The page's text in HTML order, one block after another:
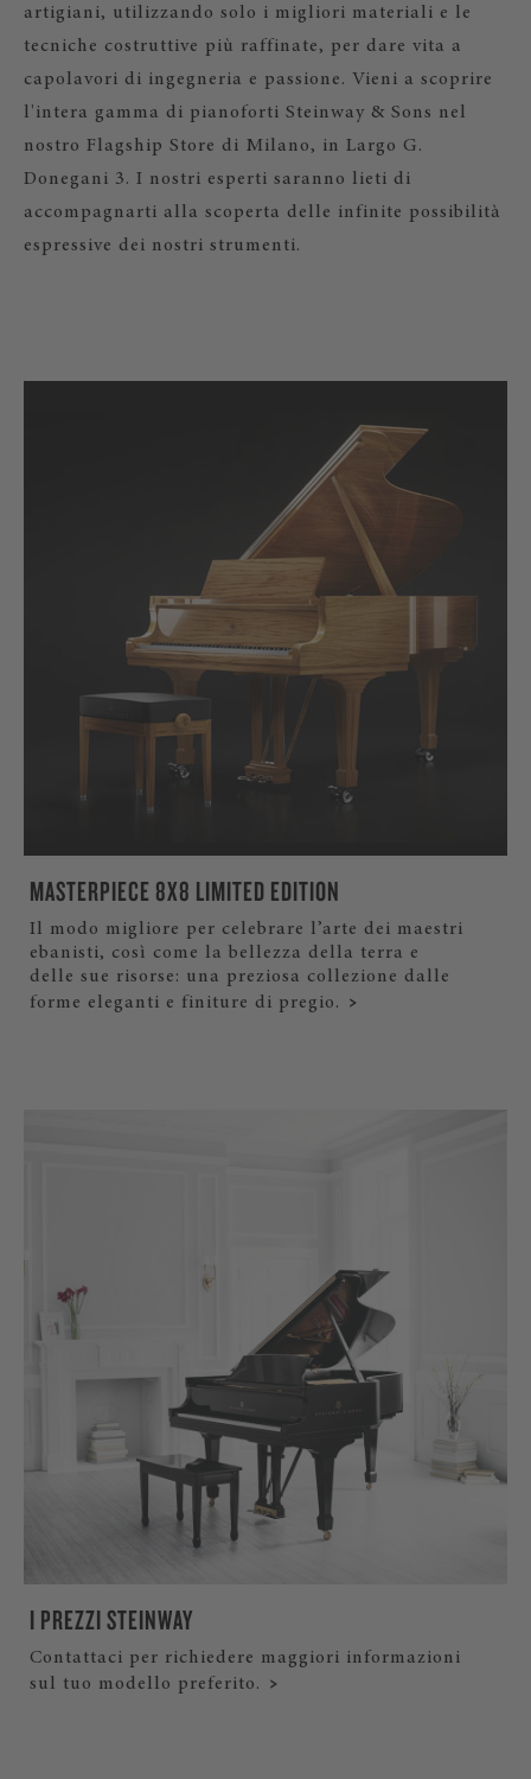
artigiani, utilizzando solo i migliori materiali e le
tecniche costruttive più raffinate, per dare vita a
capolavori di ingegneria e passione. Vieni a scoprire
l'intera gamma di pianoforti Steinway & Sons nel
nostro Flagship Store di Milano, in Largo G.
Donegani 3. I nostri esperti saranno lieti di
accompagnarti alla scoperta delle infinite possibilità
espressive dei nostri strumenti.
MASTERPIECE 8X8 LIMITED EDITION
Il modo migliore per celebrare l’arte dei maestri
ebanisti, così come la bellezza della terra e
delle sue risorse: una preziosa collezione dalle
forme eleganti e finiture di pregio.
I PREZZI STEINWAY
Contattaci per richiedere maggiori informazioni
sul tuo modello preferito.